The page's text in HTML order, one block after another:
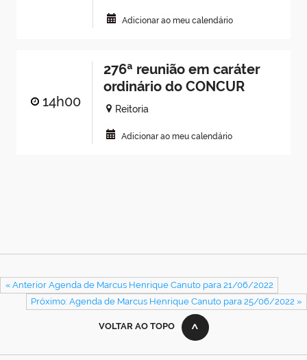
Adicionar ao meu calendário
14h00
276ª reunião em caráter
ordinário do CONCUR
Reitoria
Adicionar ao meu calendário
« Anterior Agenda de Marcus Henrique Canuto para 21/06/2022
Próximo: Agenda de Marcus Henrique Canuto para 25/06/2022 »
VOLTAR AO TOPO